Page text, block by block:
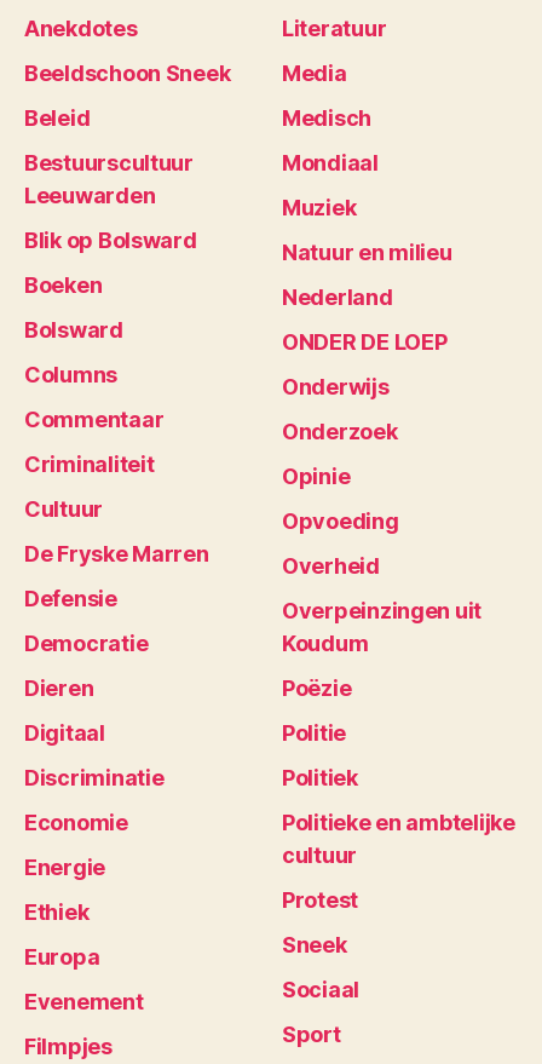
Anekdotes
Beeldschoon Sneek
Beleid
Bestuurscultuur
Leeuwarden
Blik op Bolsward
Boeken
Bolsward
Columns
Commentaar
Criminaliteit
Cultuur
De Fryske Marren
Defensie
Democratie
Dieren
Digitaal
Discriminatie
Economie
Energie
Ethiek
Europa
Evenement
Filmpjes
Literatuur
Media
Medisch
Mondiaal
Muziek
Natuur en milieu
Nederland
ONDER DE LOEP
Onderwijs
Onderzoek
Opinie
Opvoeding
Overheid
Overpeinzingen uit
Koudum
Poëzie
Politie
Politiek
Politieke en ambtelijke
cultuur
Protest
Sneek
Sociaal
Sport